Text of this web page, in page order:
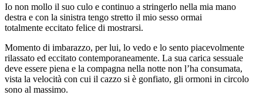
Io non mollo il suo culo e continuo a stringerlo nella mia mano
destra e con la sinistra tengo stretto il mio sesso ormai
totalmente eccitato felice di mostrarsi.
Momento di imbarazzo, per lui, lo vedo e lo sento piacevolmente
rilassato ed eccitato contemporaneamente. La sua carica sessuale
deve essere piena e la compagna nella notte non l’ha consumata,
vista la velocità con cui il cazzo si è gonfiato, gli ormoni in circolo
sono al massimo.